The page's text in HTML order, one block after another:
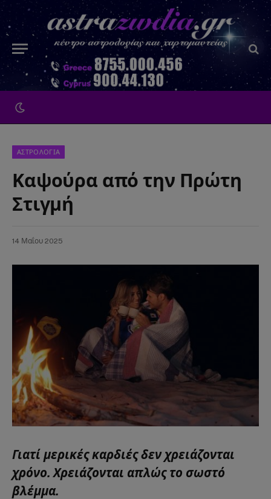
ΑΣΤΡΟΛΟΓΙΑ
Καψούρα από την Πρώτη
Στιγμή
14 Μαΐου 2025
Γιατί μερικές καρδιές δεν χρειάζονται
χρόνο. Χρειάζονται απλώς το σωστό
βλέμμα.